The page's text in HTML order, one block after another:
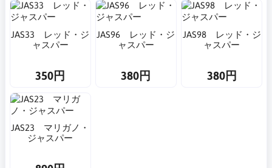
JAS33 レッド・ジ
ャスパー
350円
JAS96 レッド・ジ
ャスパー
380円
JAS98 レッド・ジ
ャスパー
380円
JAS23 マリガノ・
ジャスパー